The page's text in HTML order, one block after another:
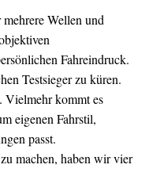
Wellen und
Fahreindruck.
Testsieger zu küren.
Vielmehr kommt es
eigenen Fahrstil,
passt.
machen, haben wir vier